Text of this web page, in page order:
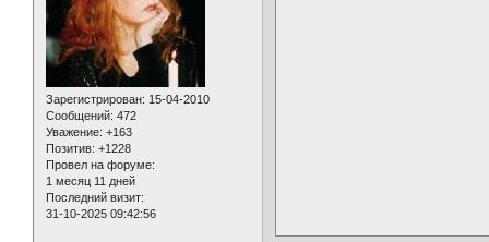
Зарегистрирован: 15-04-2010
Сообщений: 472
Уважение: +163
Позитив: +1228
Провел на форуме:
1 месяц 11 дней
Последний визит:
31-10-2025 09:42:56